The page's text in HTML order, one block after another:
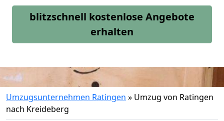
blitzschnell kostenlose Angebote
erhalten
Umzugsunternehmen Ratingen » Umzug von Ratingen
nach Kreideberg